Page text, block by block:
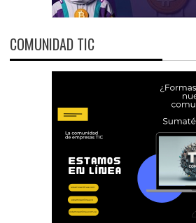
COMUNIDAD TIC